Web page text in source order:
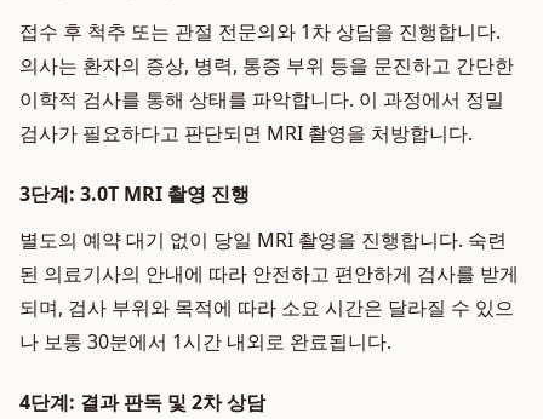
접수 후 척추 또는 관절 전문의와 1차 상담을 진행합니다.
의사는 환자의 증상, 병력, 통증 부위 등을 문진하고 간단한
이학적 검사를 통해 상태를 파악합니다. 이 과정에서 정밀
검사가 필요하다고 판단되면 MRI 촬영을 처방합니다.
3단계: 3.0T MRI 촬영 진행
별도의 예약 대기 없이 당일 MRI 촬영을 진행합니다. 숙련
된 의료기사의 안내에 따라 안전하고 편안하게 검사를 받게
되며, 검사 부위와 목적에 따라 소요 시간은 달라질 수 있으
나 보통 30분에서 1시간 내외로 완료됩니다.
4단계: 결과 판독 및 2차 상담